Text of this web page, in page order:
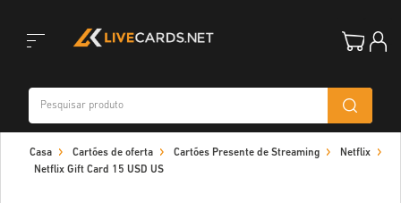
navigation
Casa Cartões de oferta Cartões Presente de Streaming
Netflix
Netflix Gift Card 15 USD US